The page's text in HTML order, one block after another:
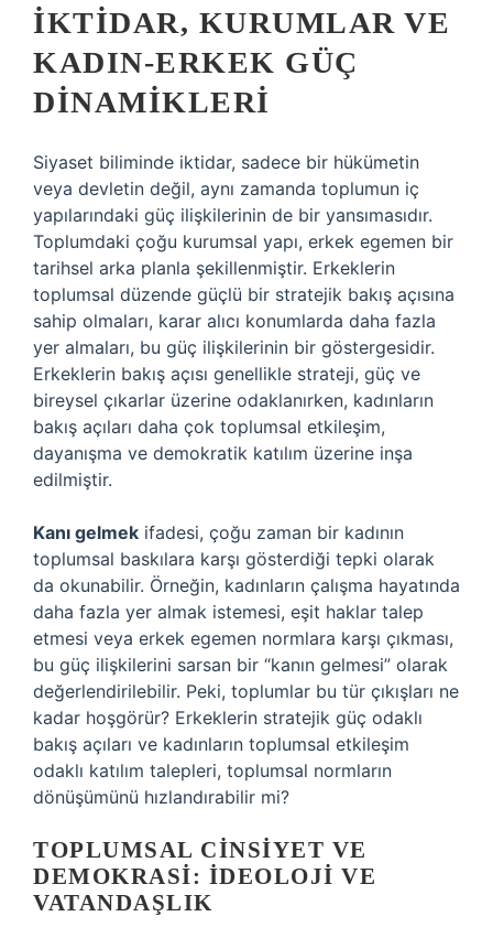
İKTIDAR, KURUMLAR VE
KADIN-ERKEK GÜÇ
DINAMIKLERI
Siyaset biliminde iktidar, sadece bir hükümetin
veya devletin değil, aynı zamanda toplumun iç
yapılarındaki güç ilişkilerinin de bir yansımasıdır.
Toplumdaki çoğu kurumsal yapı, erkek egemen bir
tarihsel arka planla şekillenmiştir. Erkeklerin
toplumsal düzende güçlü bir stratejik bakış açısına
sahip olmaları, karar alıcı konumlarda daha fazla
yer almaları, bu güç ilişkilerinin bir göstergesidir.
Erkeklerin bakış açısı genellikle strateji, güç ve
bireysel çıkarlar üzerine odaklanırken, kadınların
bakış açıları daha çok toplumsal etkileşim,
dayanışma ve demokratik katılım üzerine inşa
edilmiştir.
Kanı gelmek ifadesi, çoğu zaman bir kadının
toplumsal baskılara karşı gösterdiği tepki olarak
da okunabilir. Örneğin, kadınların çalışma hayatında
daha fazla yer almak istemesi, eşit haklar talep
etmesi veya erkek egemen normlara karşı çıkması,
bu güç ilişkilerini sarsan bir “kanın gelmesi” olarak
değerlendirilebilir. Peki, toplumlar bu tür çıkışları ne
kadar hoşgörür? Erkeklerin stratejik güç odaklı
bakış açıları ve kadınların toplumsal etkileşim
odaklı katılım talepleri, toplumsal normların
dönüşümünü hızlandırabilir mi?
TOPLUMSAL CINSIYET VE
DEMOKRASI: İDEOLOJI VE
VATANDAŞLIK